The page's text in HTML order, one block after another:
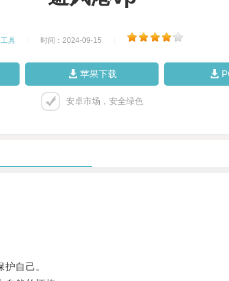
工具 时间：2024-09-15
苹果下载
安卓市场，安全绿色
自己。